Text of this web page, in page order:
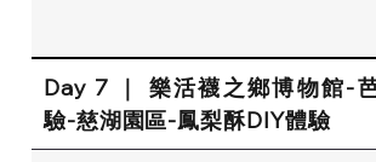
Day 7 ｜ 樂活襪之鄉博物館-
驗-慈湖園區-鳳梨酥DIY體驗